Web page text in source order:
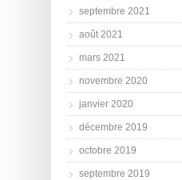
septembre 2021
août 2021
mars 2021
novembre 2020
janvier 2020
décembre 2019
octobre 2019
septembre 2019